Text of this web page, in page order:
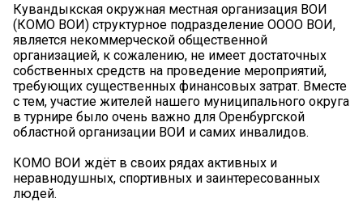
Кувандыкская окружная местная организация ВОИ
(КОМО ВОИ) структурное подразделение ОООО ВОИ,
является некоммерческой общественной
организацией, к сожалению, не имеет достаточных
собственных средств на проведение мероприятий,
требующих существенных финансовых затрат. Вместе
с тем, участие жителей нашего муниципального округа
в турнире было очень важно для Оренбургской
областной организации ВОИ и самих инвалидов.
КОМО ВОИ ждёт в своих рядах активных и
неравнодушных, спортивных и заинтересованных
людей.